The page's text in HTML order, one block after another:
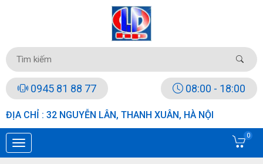
0945 81 88 77 08:00 - 18:00
ĐỊA CHỈ : 32 NGUYỄN LÂN, THANH XUÂN, HÀ NỘI
0